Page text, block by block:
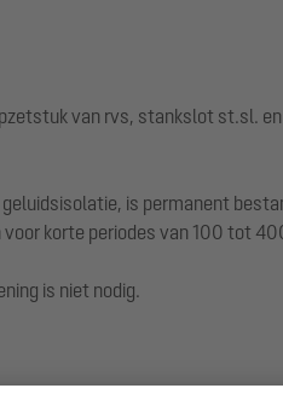
van rvs, stankslot st.sl.
is permanent
korte periodes van 100 tot
is niet nodig.